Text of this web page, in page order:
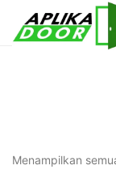
Menampilkan